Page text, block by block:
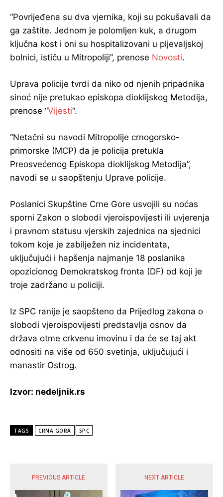
“Povrijeđena su dva vjernika, koji su pokušavali da
ga zaštite. Jednom je polomljen kuk, a drugom
ključna kost i oni su hospitalizovani u pljevaljskoj
bolnici, ističu u Mitropoliji”, prenose Novosti.
Uprava policije tvrdi da niko od njenih pripadnika
sinoć nije pretukao episkopa dioklijskog Metodija,
prenose “Vijesti“.
“Netačni su navodi Mitropolije crnogorsko-
primorske (MCP) da je policija pretukla
Preosvećenog Episkopa dioklijskog Metodija”,
navodi se u saopštenju Uprave policije.
Poslanici Skupštine Crne Gore usvojili su noćas
sporni Zakon o slobodi vjeroispovijesti ili uvjerenja
i pravnom statusu vjerskih zajednica na sjednici
tokom koje je zabilježen niz incidentata,
uključujući i hapšenja najmanje 18 poslanika
opozicionog Demokratskog fronta (DF) od koji je
troje zadržano u policiji.
Iz SPC ranije je saopšteno da Prijedlog zakona o
slobodi vjeroispovijesti predstavlja osnov da
država otme crkvenu imovinu i da će se taj akt
odnositi na više od 650 svetinja, uključujući i
manastir Ostrog.
Izvor: nedeljnik.rs
TAGS CRNA GORA SPC
PREVIOUS ARTICLE NEXT ARTICLE